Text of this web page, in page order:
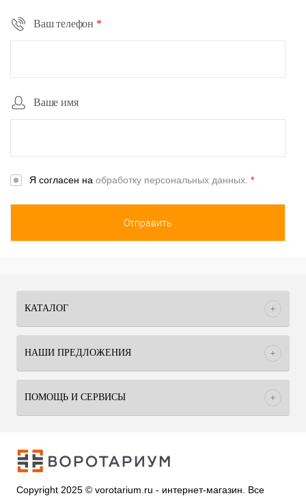
Ваш телефон *
Ваше имя
Я согласен на обработку персональных данных. *
КАТАЛОГ
НАШИ ПРЕДЛОЖЕНИЯ
ПОМОЩЬ И СЕРВИСЫ
Copyright 2025 © vorotarium.ru - интернет-магазин. Все